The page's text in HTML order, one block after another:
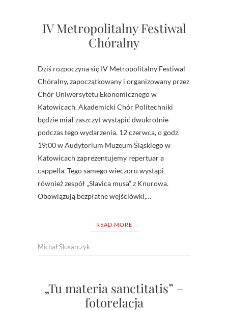
IV Metropolitalny Festiwal
Chóralny
Dziś rozpoczyna się IV Metropolitalny Festiwal
Chóralny, zapoczątkowany i organizowany przez
Chór Uniwersytetu Ekonomicznego w
Katowicach. Akademicki Chór Politechniki
będzie miał zaszczyt wystąpić dwukrotnie
podczas tego wydarzenia. 12 czerwca, o godz.
19:00 w Audytorium Muzeum Śląskiego w
Katowicach zaprezentujemy repertuar a
cappella. Tego samego wieczoru wystąpi
również zespół „Slavica musa” z Knurowa.
Obowiązują bezpłatne wejściówki,…
READ MORE
Michał Ślusarczyk
„Tu materia sanctitatis” –
fotorelacja